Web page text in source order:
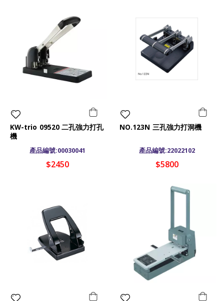
KW-trio 09520 二孔強力打孔
機
產品編號:00030041
$2450
NO.123N 三孔強力打洞機
產品編號:22022102
$5800